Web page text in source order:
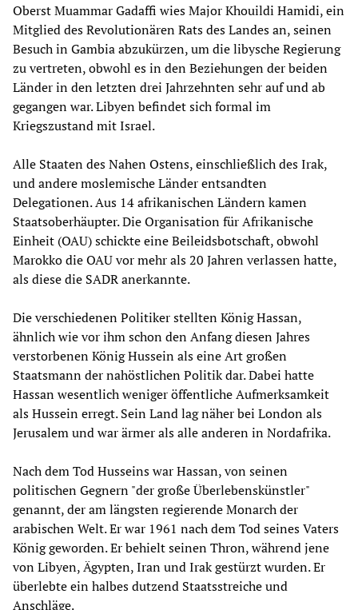
Oberst Muammar Gadaffi wies Major Khouildi Hamidi, ein
Mitglied des Revolutionären Rats des Landes an, seinen
Besuch in Gambia abzukürzen, um die libysche Regierung
zu vertreten, obwohl es in den Beziehungen der beiden
Länder in den letzten drei Jahrzehnten sehr auf und ab
gegangen war. Libyen befindet sich formal im
Kriegszustand mit Israel.
Alle Staaten des Nahen Ostens, einschließlich des Irak,
und andere moslemische Länder entsandten
Delegationen. Aus 14 afrikanischen Ländern kamen
Staatsoberhäupter. Die Organisation für Afrikanische
Einheit (OAU) schickte eine Beileidsbotschaft, obwohl
Marokko die OAU vor mehr als 20 Jahren verlassen hatte,
als diese die SADR anerkannte.
Die verschiedenen Politiker stellten König Hassan,
ähnlich wie vor ihm schon den Anfang diesen Jahres
verstorbenen König Hussein als eine Art großen
Staatsmann der nahöstlichen Politik dar. Dabei hatte
Hassan wesentlich weniger öffentliche Aufmerksamkeit
als Hussein erregt. Sein Land lag näher bei London als
Jerusalem und war ärmer als alle anderen in Nordafrika.
Nach dem Tod Husseins war Hassan, von seinen
politischen Gegnern "der große Überlebenskünstler"
genannt, der am längsten regierende Monarch der
arabischen Welt. Er war 1961 nach dem Tod seines Vaters
König geworden. Er behielt seinen Thron, während jene
von Libyen, Ägypten, Iran und Irak gestürzt wurden. Er
überlebte ein halbes dutzend Staatsstreiche und
Anschläge.